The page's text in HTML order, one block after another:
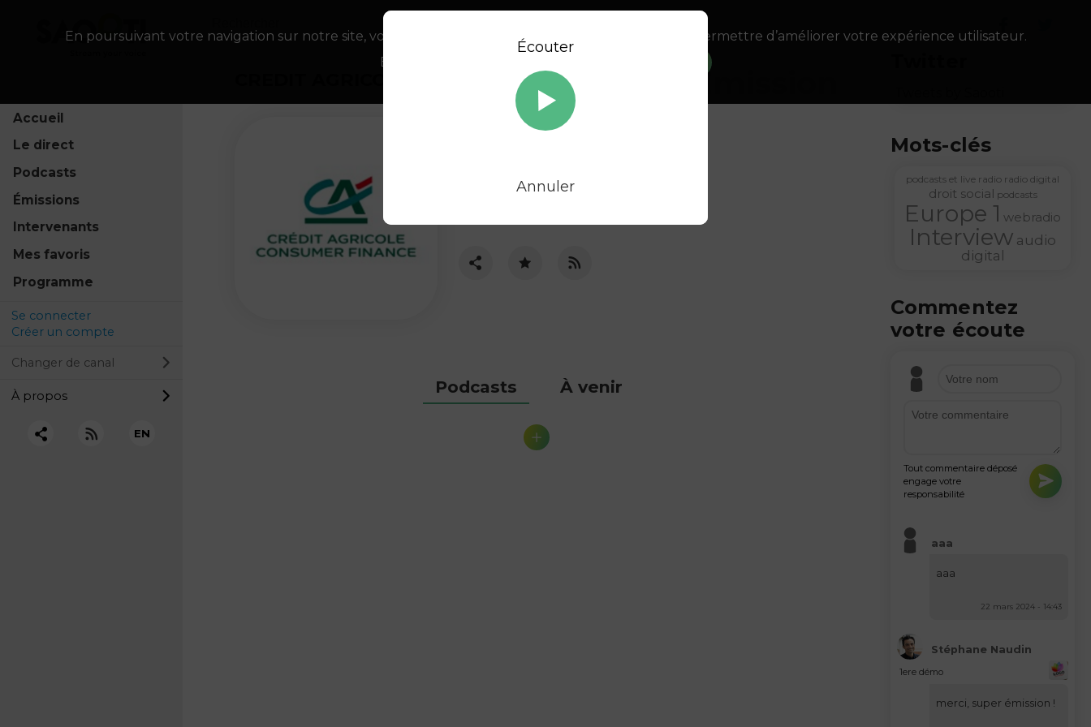
Accueil
Le direct
Podcasts
Émissions
Intervenants
Mes favoris
Programme
Se connecter
Créer un compte
Changer de canal
À propos
EN
Émission
CREDIT AGRICOLE CONSUMER FINANCE
Crédit agricole Consumer
Crédit Agricole S.A et opérant
Podcasts À venir
Mots-clés
podcasts et live radio radio digital
droit social podcasts
Europe 1 webradio
Interview audio
digital
Commentez
votre écoute
Tout commentaire déposé
engage votre
responsabilité
aaa
aaa
22 mars 2024 - 14:43
Stéphane Naudin
1ere démo
merci, super émission !
En poursuivant votre navigation sur notre site, vous acceptez l’utilisation de cookies afin de nous permettre d’améliorer votre expérience utilisateur.
En savoir plus sur notre politique Cookies
Écouter
Annuler